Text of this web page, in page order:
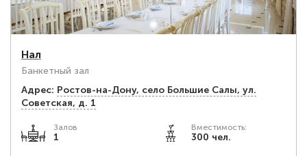
Нал
Банкетный зал
Адрес: Ростов-на-Дону, село Большие Салы, ул.
Советская, д. 1
Залов
1
Вместимость:
300 чел.